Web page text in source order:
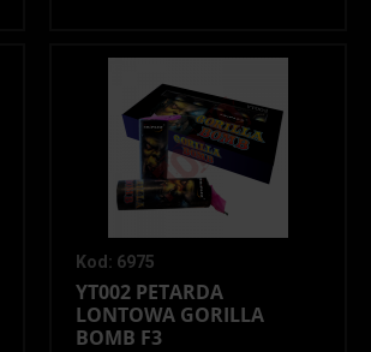
Kod: 6975
YT002 PETARDA
LONTOWA GORILLA
BOMB F3